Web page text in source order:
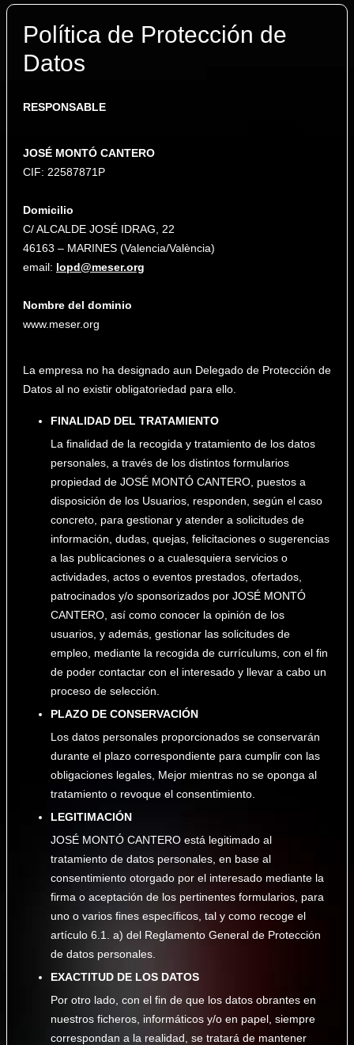
Política de Protección de
Datos
RESPONSABLE
JOSÉ MONTÓ CANTERO
CIF: 22587871P
Domicilio
C/ ALCALDE JOSÉ IDRAG, 22
46163 – MARINES (Valencia/València)
email: lopd@meser.org
Nombre del dominio
www.meser.org
La empresa no ha designado aun Delegado de Protección de
Datos al no existir obligatoriedad para ello.
FINALIDAD DEL TRATAMIENTO
La finalidad de la recogida y tratamiento de los datos
personales, a través de los distintos formularios
propiedad de JOSÉ MONTÓ CANTERO, puestos a
disposición de los Usuarios, responden, según el caso
concreto, para gestionar y atender a solicitudes de
información, dudas, quejas, felicitaciones o sugerencias
a las publicaciones o a cualesquiera servicios o
actividades, actos o eventos prestados, ofertados,
patrocinados y/o sponsorizados por JOSÉ MONTÓ
CANTERO, así como conocer la opinión de los
usuarios, y además, gestionar las solicitudes de
empleo, mediante la recogida de currículums, con el fin
de poder contactar con el interesado y llevar a cabo un
proceso de selección.
PLAZO DE CONSERVACIÓN
Los datos personales proporcionados se conservarán
durante el plazo correspondiente para cumplir con las
obligaciones legales, Mejor mientras no se oponga al
tratamiento o revoque el consentimiento.
LEGITIMACIÓN
JOSÉ MONTÓ CANTERO está legitimado al
tratamiento de datos personales, en base al
consentimiento otorgado por el interesado mediante la
firma o aceptación de los pertinentes formularios, para
uno o varios fines específicos, tal y como recoge el
artículo 6.1. a) del Reglamento General de Protección
de datos personales.
EXACTITUD DE LOS DATOS
Por otro lado, con el fin de que los datos obrantes en
nuestros ficheros, informáticos y/o en papel, siempre
correspondan a la realidad, se tratará de mantener